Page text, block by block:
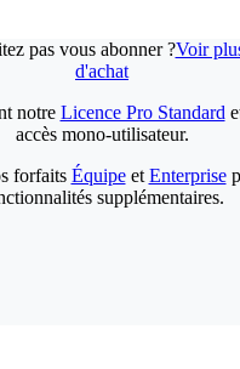
pas vous abonner ?Voir
d'achat
notre Licence Pro Standard
accès mono-utilisateur.
forfaits Équipeet Enterprise
supplémentaires.